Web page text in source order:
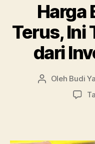
Harga
Terus, Ini
dari
Penulis
Oleh Budi